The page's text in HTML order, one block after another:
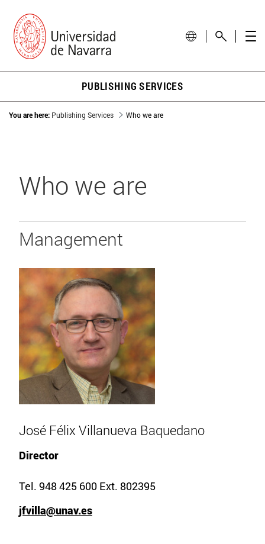
PUBLISHING SERVICES
You are here: Publishing Services Who we are
Who we are
Management
José Félix Villanueva Baquedano
Director
Tel. 948 425 600 Ext. 802395
jfvilla@unav.es